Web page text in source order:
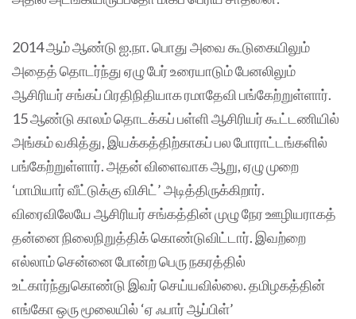
2014 ஆம் ஆண்டு ஐ.நா. பொது அவை கூடுகையிலும்
அதைத் தொடர்ந்து ஏழு பேர் உரையாடும் பேனலிலும்
ஆசிரியர் சங்கப் பிரதிநிதியாக ரமாதேவி பங்கேற்றுள்ளார்.
15 ஆண்டு காலம் தொடக்கப் பள்ளி ஆசிரியர் கூட்டணியில்
அங்கம் வகித்து, இயக்கத்திற்காகப் பல போராட்டங்களில்
பங்கேற்றுள்ளார். அதன் விளைவாக ஆறு, ஏழு முறை
‘மாமியார் வீட்டுக்கு விசிட்’ அடித்திருக்கிறார்.
விரைவிலேயே ஆசிரியர் சங்கத்தின் முழு நேர ஊழியராகத்
தன்னை நிலைநிறுத்திக் கொண்டுவிட்டார். இவற்றை
எல்லாம் சென்னை போன்ற பெரு நகரத்தில்
உட்கார்ந்துகொண்டு இவர் செய்யவில்லை. தமிழகத்தின்
எங்கோ ஒரு மூலையில் ‘ஏ ஃபார் ஆப்பிள்’